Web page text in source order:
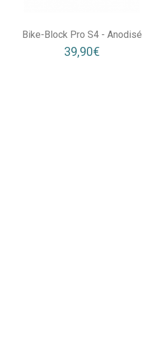
Bike-Block Pro S4 - Anodisé
39,90€